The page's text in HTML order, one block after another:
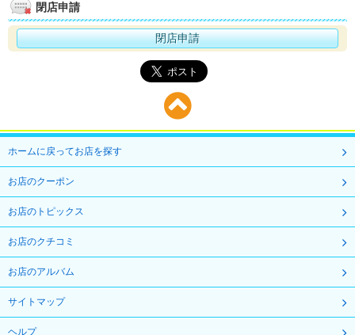
閉店申請
閉店申請
ホームに戻ってお店を探す
お店のクーポン
お店のトピックス
お店のクチコミ
お店のアルバム
サイトマップ
ヘルプ